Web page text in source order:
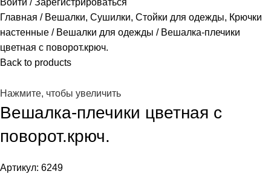
Войти / Зарегистрироваться
Главная
Вешалки, Сушилки, Стойки для одежды, Крючки
настенные
Вешалки для одежды
Вешалка-плечики
цветная с поворот.крюч.
Back to products
Нажмите, чтобы увеличить
Вешалка-плечики цветная с
поворот.крюч.
Артикул: 6249